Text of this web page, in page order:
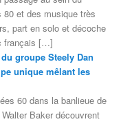
80 et des musique très
part en solo et décoche
français […]
groupe Steely Dan
unique mêlant les
60 dans la banlieue de
Baker découvrent